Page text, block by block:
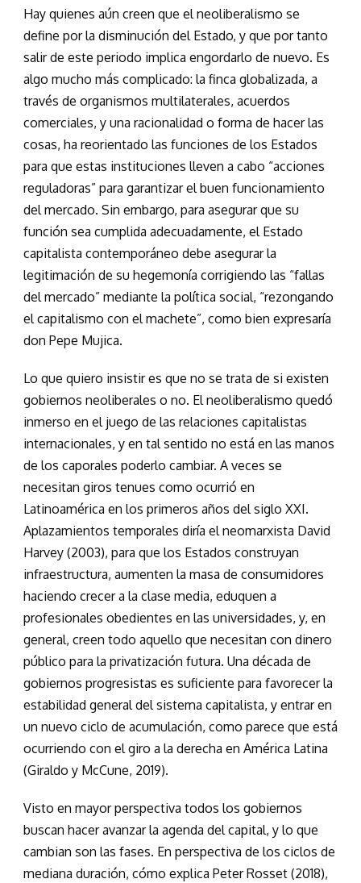
Hay quienes aún creen que el neoliberalismo se
define por la disminución del Estado, y que por tanto
salir de este periodo implica engordarlo de nuevo. Es
algo mucho más complicado: la finca globalizada, a
través de organismos multilaterales, acuerdos
comerciales, y una racionalidad o forma de hacer las
cosas, ha reorientado las funciones de los Estados
para que estas instituciones lleven a cabo “acciones
reguladoras” para garantizar el buen funcionamiento
del mercado. Sin embargo, para asegurar que su
función sea cumplida adecuadamente, el Estado
capitalista contemporáneo debe asegurar la
legitimación de su hegemonía corrigiendo las “fallas
del mercado” mediante la política social, “rezongando
el capitalismo con el machete”, como bien expresaría
don Pepe Mujica.
Lo que quiero insistir es que no se trata de si existen
gobiernos neoliberales o no. El neoliberalismo quedó
inmerso en el juego de las relaciones capitalistas
internacionales, y en tal sentido no está en las manos
de los caporales poderlo cambiar. A veces se
necesitan giros tenues como ocurrió en
Latinoamérica en los primeros años del siglo XXI.
Aplazamientos temporales diría el neomarxista David
Harvey (2003), para que los Estados construyan
infraestructura, aumenten la masa de consumidores
haciendo crecer a la clase media, eduquen a
profesionales obedientes en las universidades, y, en
general, creen todo aquello que necesitan con dinero
público para la privatización futura. Una década de
gobiernos progresistas es suficiente para favorecer la
estabilidad general del sistema capitalista, y entrar en
un nuevo ciclo de acumulación, como parece que está
ocurriendo con el giro a la derecha en América Latina
(Giraldo y McCune, 2019).
Visto en mayor perspectiva todos los gobiernos
buscan hacer avanzar la agenda del capital, y lo que
cambian son las fases. En perspectiva de los ciclos de
mediana duración, cómo explica Peter Rosset (2018),